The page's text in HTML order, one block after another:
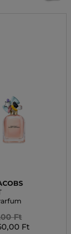
Ft
Ft